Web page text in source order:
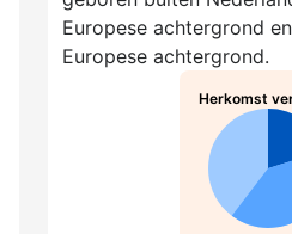
Europese achtergrond
Europese achtergrond.
Herkomst